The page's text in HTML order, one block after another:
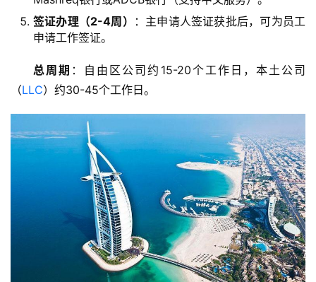
付
全
球
金
融
登录 注册
签证办理（2-4周）
：主申请人签证获批后，可为员工
申请工作签证。
总周期 ：自由区公司约15-20个工作日，本土公司
（LLC）约30-45个工作日。